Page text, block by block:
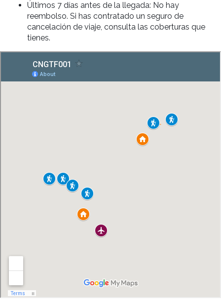
Últimos 7 días antes de la llegada: No hay
reembolso. Si has contratado un seguro de
cancelación de viaje, consulta las coberturas que
tienes.